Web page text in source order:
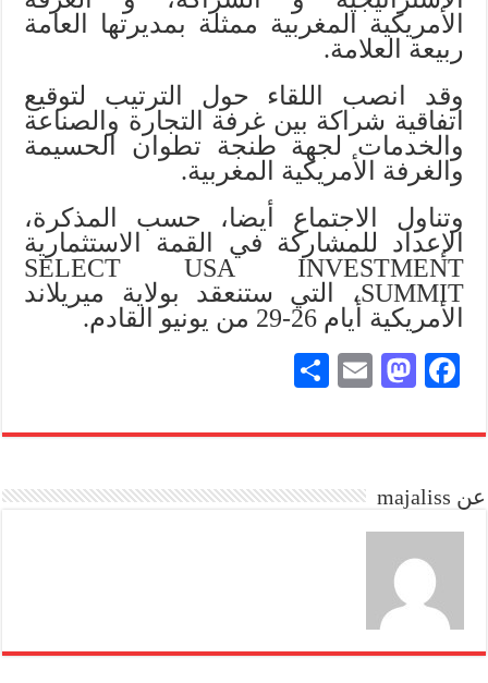
الأمريكية المغربية ممثلة بمديرتها العامة
ربيعة العلامة.
وقد انصب اللقاء حول الترتيب لتوقيع
اتفاقية شراكة بين غرفة التجارة والصناعة
والخدمات لجهة طنجة تطوان الحسيمة
والغرفة الأمريكية المغربية.
وتناول الاجتماع أيضا، حسب المذكرة،
الإعداد للمشاركة في القمة الاستثمارية
SELECT USA INVESTMENT
SUMMIT، التي ستنعقد بولاية ميريلاند
الأمريكية أيام 26-29 من يونيو القادم.
Fa
bo
M
to
n
E
ail
re
عن majaliss